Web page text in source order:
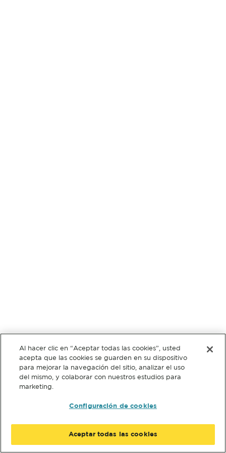
Al hacer clic en “Aceptar todas las cookies”, usted
acepta que las cookies se guarden en su dispositivo
para mejorar la navegación del sitio, analizar el uso
del mismo, y colaborar con nuestros estudios para
marketing.
Configuración de cookies
Aceptar todas las cookies